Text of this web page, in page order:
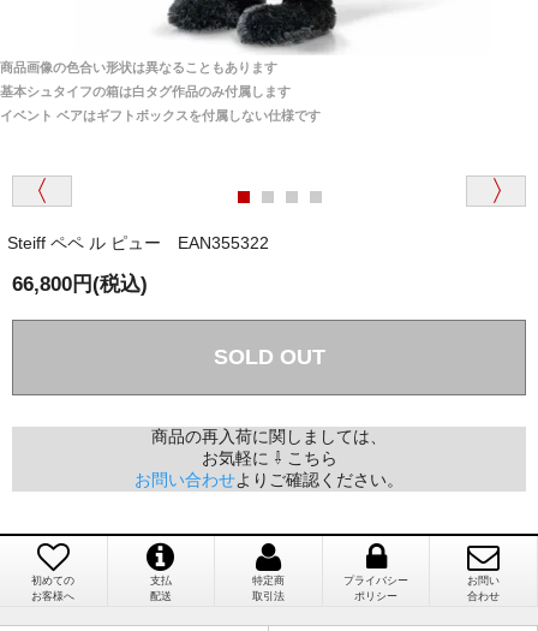
商品は全て当店へ入荷させたのち欠品を行いお客様
関税はすべて当店にて処理しますのでお客様のご負担
は一切ありません。
商品が届くまでにはどのくらいの期間がかかります
か？
国内で一度検品をしますので、決済確認後、２～４
週間でのお届けとなります。
（稀に、通関手続き等に時間がかかり、納期が遅れる
注文のキャンセルは可能ですか？
お取り寄せ商品となっておりますため、仕入先へ発
注後のキャンセルは受け付けかねます。
大阪府 Y・W 様 （男性）
「取り扱っているNetショップで一番信用出来
兵庫県 A・K 様 （女性）
「ベアちゃんの紹介分が丁寧に書かれていたこ
と（いつの作品など）」
埼玉県 K・I 様 （女性）
「購入してから商品到着までメールを何度か頂
商品画像の色合い形状は異なることもあります
基本シュタイフの箱は白タグ作品のみ付属します
イベント ベアはギフトボックスを付属しない仕様です
Steiff ペペ ル ピュー EAN355322
66,800円(税込)
SOLD OUT
商品の再入荷に関しましては、
お気軽に ⇩ こちら
お問い合わせよりご確認ください。
初めての
お客様へ
支払
配送
特定商
取引法
プライバシー
ポリシー
お問い
合わせ